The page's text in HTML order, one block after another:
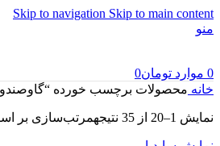
Skip to navigation Skip to main content
منو
0 موارد تومان0
خانه محصولات برچسب خورده
نمایش 1–20 از 35 نتیجه مرتب‌سازی بر